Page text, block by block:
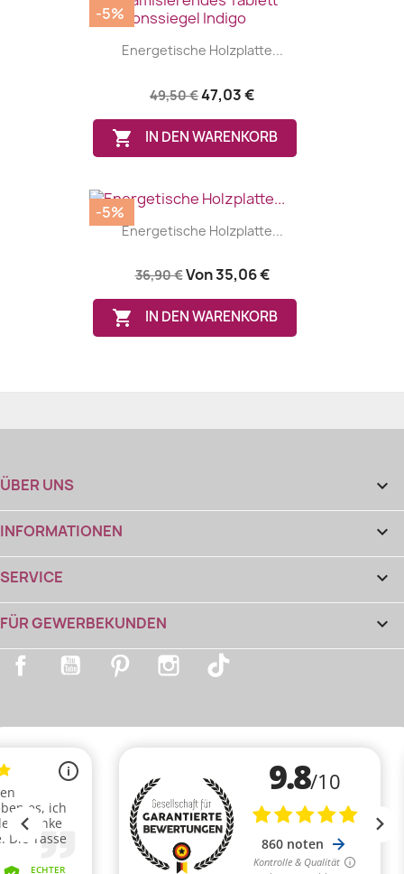
Energetische Holzplatte...
49,50 €47,03 €
 IN DEN WARENKORB
-5%
Energetische Holzplatte...
36,90 €Von35,06 €
 IN DEN WARENKORB
-5%
ÜBER UNS 
INFORMATIONEN 
SERVICE 
FÜR GEWERBEKUNDEN 
Facebook YouTube Pinterest Instagram